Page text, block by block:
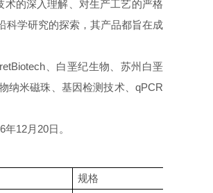
的深入理解、对生产工艺的严格
科学研究的探索，其产品都旨在成
、白垩纪生物、苏州白垩
纳米磁珠、基因检测技术、qPCR
12月20日。
规格